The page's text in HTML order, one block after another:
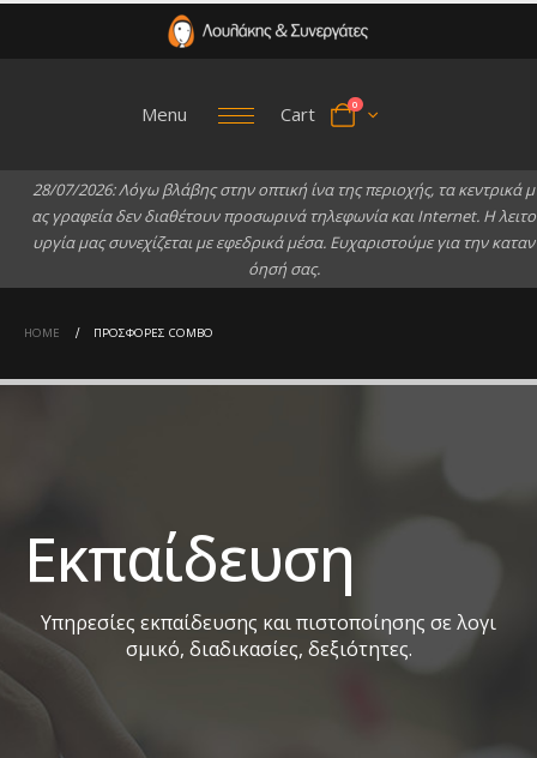
Menu Cart 0
28/07/2026:Λόγω βλάβης στην οπτική ίνα της περιοχής, τα κεντρικά μ
ας γραφεία δεν διαθέτουν προσωρινά τηλεφωνία και Internet. Ηλειτο
υργία μας συνεχίζεται με εφεδρικά μέσα. Ευχαριστούμε για την καταν
όησή σας.
HOME ΠΡΟΣΦΟΡΈΣ COMBO
Εκπαίδευση
Υπηρεσίες εκπαίδευσης καιπιστοποίησης σε λογι
σμικό, διαδικασίες, δεξιότητες.